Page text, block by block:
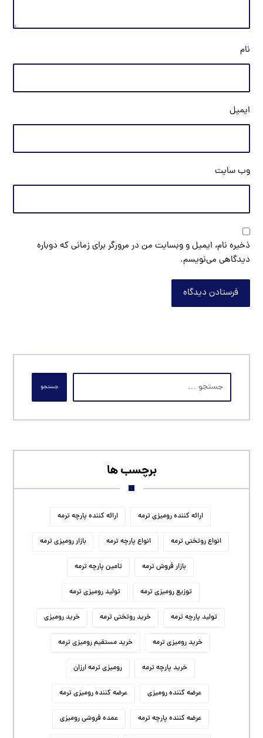
نام
ایمیل
وب‌ سایت
ذخیره نام، ایمیل و وبسایت من در مرورگر برای زمانی که دوباره
دیدگاهی می‌نویسم.
فرستادن دیدگاه
جستجو
برچسب ها
ارائه کننده رومیزی ترمه ارائه کننده پارچه ترمه
انواع روتختی ترمه انواع پارچه ترمه بازار رومیزی ترمه
بازار فروش ترمه تامین پارچه ترمه
توزیع رومیزی ترمه تولید رومیزی ترمه
تولید پارچه ترمه خرید روتختی ترمه خرید رومیزی
خرید رومیزی ترمه خرید مستقیم رومیزی ترمه
خرید پارچه ترمه رومیزی ترمه ارزان
عرضه کننده رومیزی عرضه کننده رومیزی ترمه
عرضه کننده پارچه ترمه عمده فروشی رومیزی